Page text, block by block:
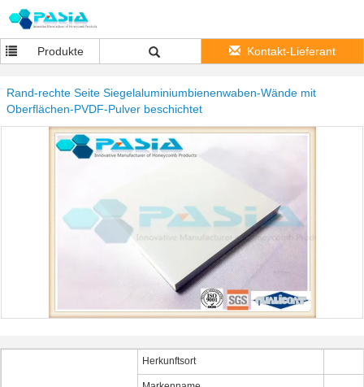
Produkte Kontakt-Lieferant
Rand-rechte Seite Siegelaluminiumbienenwaben-Wände mit
Oberflächen-PVDF-Pulver beschichtet
Herkunftsort